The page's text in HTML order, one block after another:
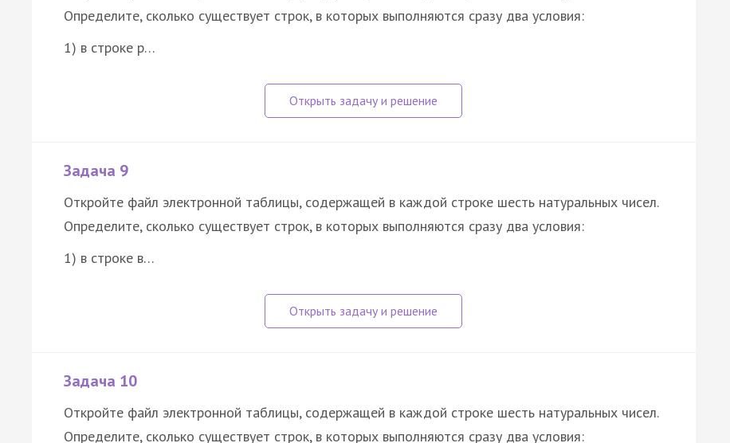
Определите, сколько существует строк, в которых выполняются сразу два условия:
1) в строке р…
Задача 9
Откройте файл электронной таблицы, содержащей в каждой строке шесть натуральных чисел.
Определите, сколько существует строк, в которых выполняются сразу два условия:
1) в строке в…
Задача 10
Откройте файл электронной таблицы, содержащей в каждой строке шесть натуральных чисел.
Определите, сколько существует строк, в которых выполняются сразу два условия: